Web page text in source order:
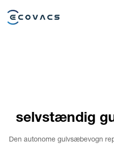
selvstændig
Den autonome gulvsæbevogn